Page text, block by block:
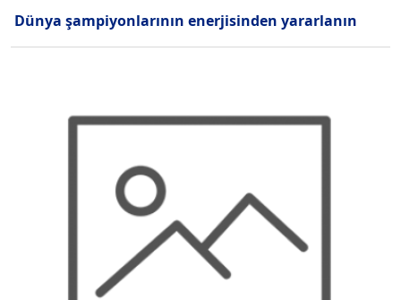
Dünya şampiyonlarının enerjisinden yararlanın